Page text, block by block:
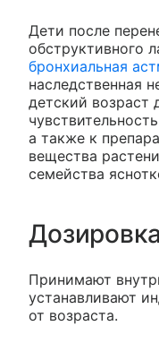
Дети после
обструктивного
бронхиальная
наследственная
детский возраст
а также к
вещества
семейства
Дозировка
Принимают
устанавливают
от возраста.